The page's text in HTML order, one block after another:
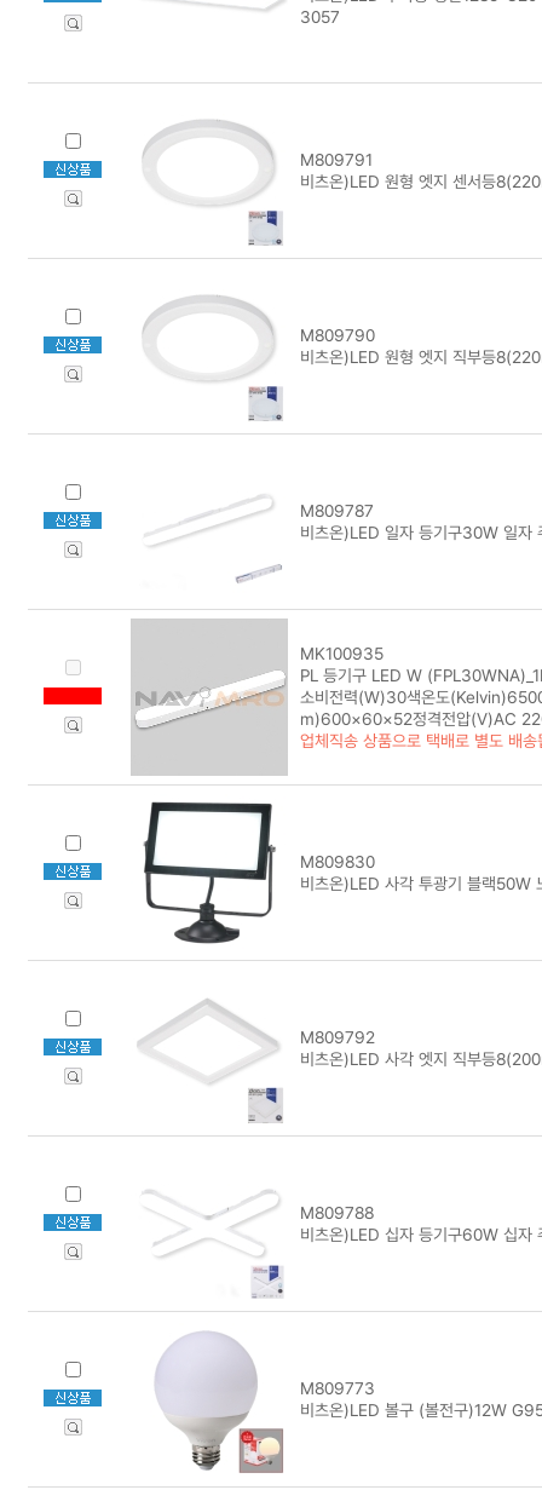
3057
M809791
비츠온)LED 원형 엣지 센서등
M809790
비츠온)LED 원형 엣지 직부등
M809787
비츠온)LED 일자 등기구30W 일
MK100935
PL 등기구 LED W
소비전력(W)30색온도
m)600×60×52정격전압(V)AC
업체직송 상품으로 택배로 별도 배송
M809830
비츠온)LED 사각 투광기 블랙50W
M809792
비츠온)LED 사각 엣지 직부등
M809788
비츠온)LED 십자 등기구60W 십
M809773
비츠온)LED 볼구 (볼전구)12W